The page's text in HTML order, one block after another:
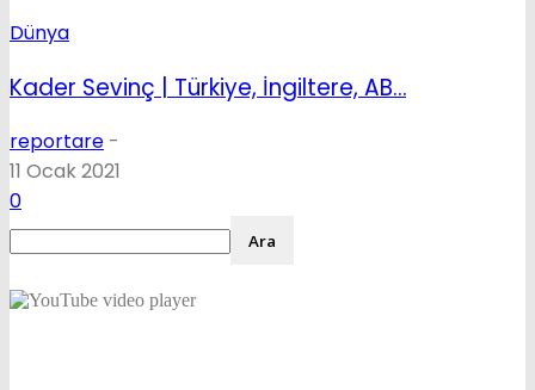
Dünya
Kader Sevinç | Türkiye, İngiltere, AB…
reportare -
11 Ocak 2021
0